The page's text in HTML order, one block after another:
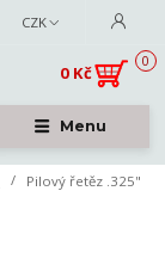
Menu
CZK
0
0 Kč
Pilový řetěz .325"